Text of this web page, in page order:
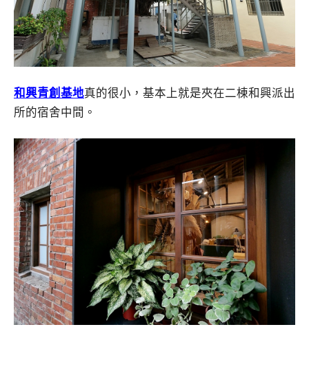
和興青創基地真的很小，基本上就是夾在二棟和興派出
所的宿舍中間。